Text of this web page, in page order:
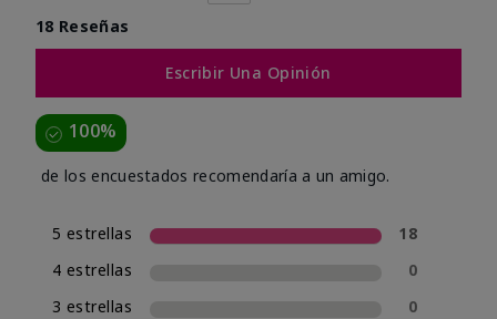
18 Reseñas
Escribir Una Opinión
100%
de los encuestados recomendaría a un amigo.
5 estrellas
18
4 estrellas
0
3 estrellas
0